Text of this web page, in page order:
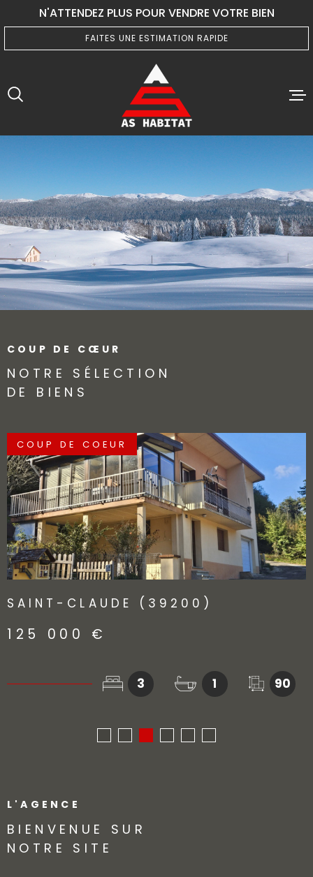
recherche
principal
VENTES
BIENS
ALERTE
AGENCE
CONTACT
N'ATTENDEZ PLUS POUR VENDRE VOTRE BIEN
FAITES UNE ESTIMATION RAPIDE
COUP DE CŒUR
NOTRE SÉLECTION
DE BIENS
COUP DE COEUR
VOIR LE BIEN
SAINT-CLAUDE (39200)
125 000 €
3 1 90
L'AGENCE
BIENVENUE SUR
NOTRE SITE